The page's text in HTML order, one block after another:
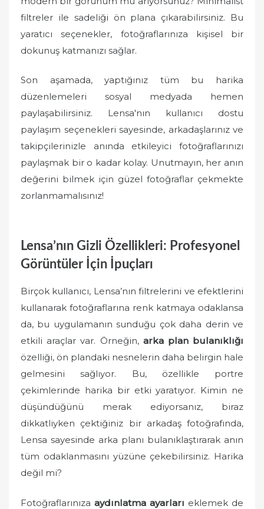
filtreler ile sadeliği ön plana çıkarabilirsiniz. Bu
yaratıcı seçenekler, fotoğraflarınıza kişisel bir
dokunuş katmanızı sağlar.
Son aşamada, yaptığınız tüm bu harika
düzenlemeleri sosyal medyada hemen
paylaşabilirsiniz. Lensa'nın kullanıcı dostu
paylaşım seçenekleri sayesinde, arkadaşlarınız ve
takipçilerinizle anında etkileyici fotoğraflarınızı
paylaşmak bir o kadar kolay. Unutmayın, her anın
değerini bilmek için güzel fotoğraflar çekmekte
zorlanmamalısınız!
Lensa’nın Gizli Özellikleri: Profesyonel
Görüntüler İçin İpuçları
Birçok kullanıcı, Lensa’nın filtrelerini ve efektlerini
kullanarak fotoğraflarına renk katmaya odaklansa
da, bu uygulamanın sunduğu çok daha derin ve
etkili araçlar var. Örneğin, arka plan bulanıklığı
özelliği, ön plandaki nesnelerin daha belirgin hale
gelmesini sağlıyor. Bu, özellikle portre
çekimlerinde harika bir etki yaratıyor. Kimin ne
düşündüğünü merak ediyorsanız, biraz
dikkatliyken çektiğiniz bir arkadaş fotoğrafında,
Lensa sayesinde arka planı bulanıklaştırarak anın
tüm odaklanmasını yüzüne çekebilirsiniz. Harika
değil mi?
Fotoğraflarınıza aydınlatma ayarları eklemek de